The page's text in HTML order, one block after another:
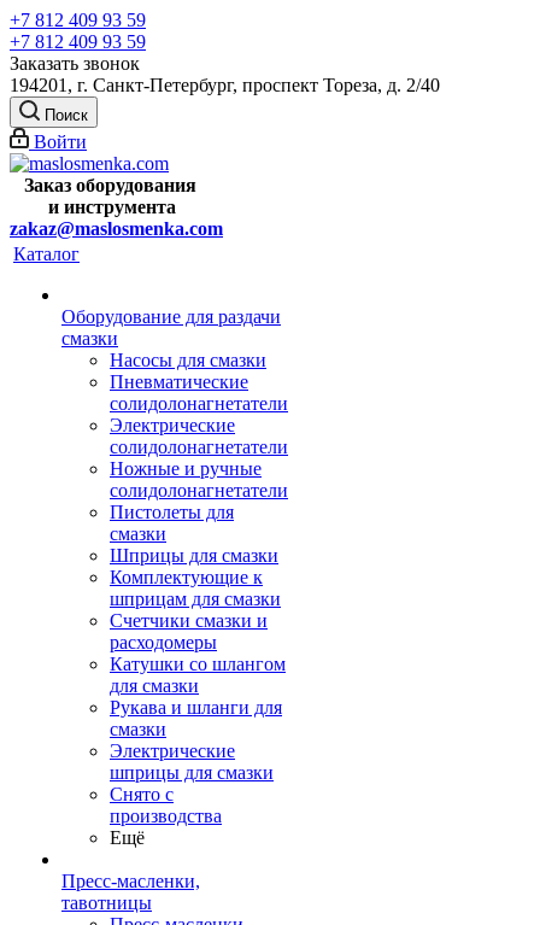
+7 812 409 93 59
+7 812 409 93 59
Заказать звонок
194201, г. Санкт-Петербург, проспект Тореза, д. 2/40
Поиск
Войти
Заказ оборудования
и инструмента
zakaz@maslosmenka.com
Каталог
Оборудование для раздачи
смазки
Насосы для смазки
Пневматические
солидолонагнетатели
Электрические
солидолонагнетатели
Ножные и ручные
солидолонагнетатели
Пистолеты для
смазки
Шприцы для смазки
Комплектующие к
шприцам для смазки
Счетчики смазки и
расходомеры
Катушки со шлангом
для смазки
Рукава и шланги для
смазки
Электрические
шприцы для смазки
Снято с
производства
Ещё
Пресс-масленки,
тавотницы